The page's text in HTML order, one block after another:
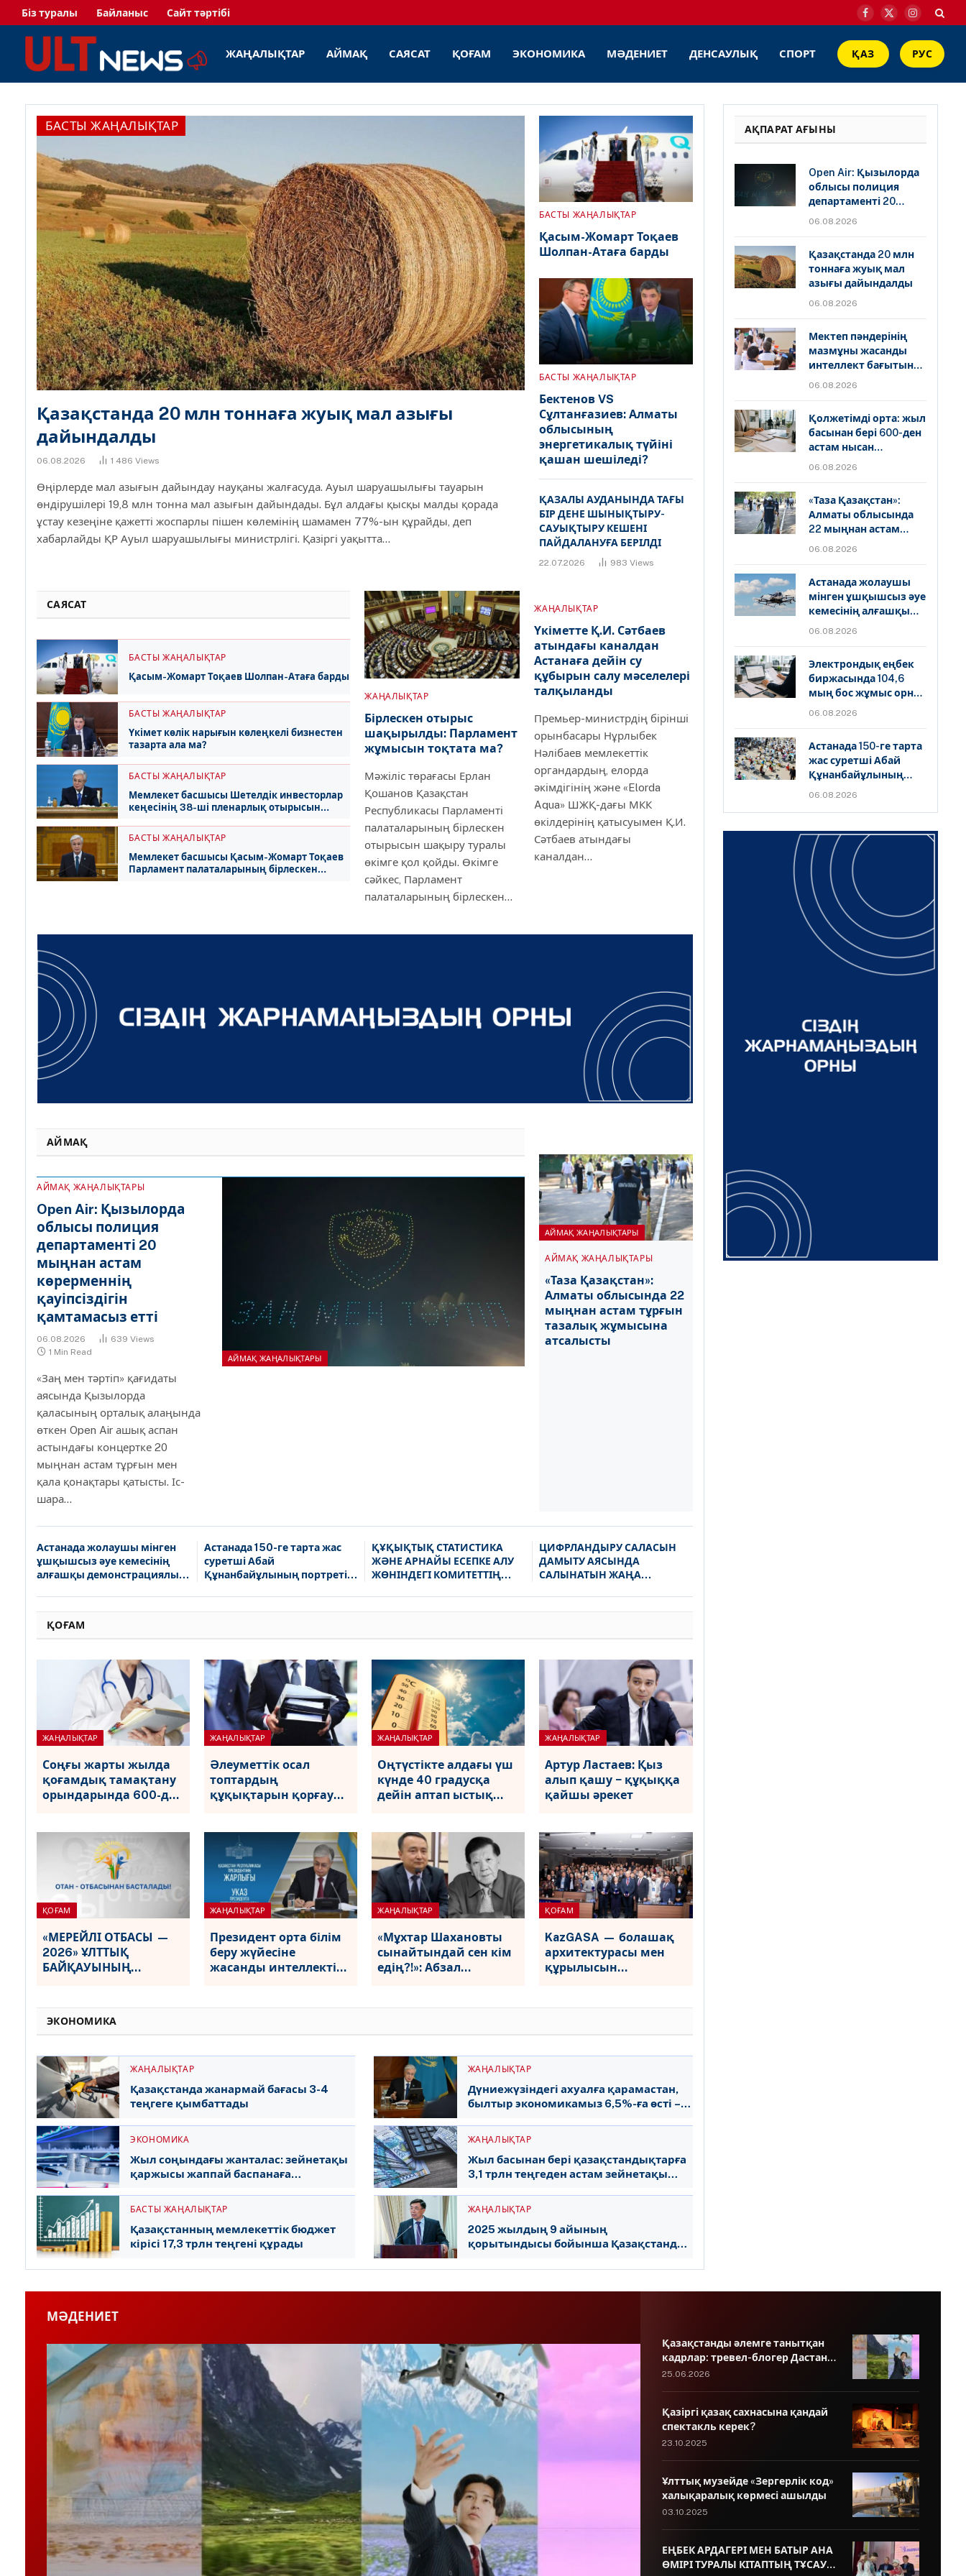
Біз туралы Байланыс Сайт тәртібі
Facebook
X
Instagram
ЖАҢАЛЫҚТАР АЙМАҚ САЯСАТ ҚОҒАМ ЭКОНОМИКА МӘДЕНИЕТ ДЕНСАУЛЫҚ СПОРТ ҚАЗ РУС
БАСТЫ ЖАҢАЛЫҚТАР
Қазақстанда 20 млн тоннаға жуық мал азығы
дайындалды
06.08.2026 1 486 Views
Өңірлерде мал азығын дайындау науқаны жалғасуда. Ауыл шаруашылығы тауарын
өндірушілері 19,8 млн тонна мал азығын дайындады. Бұл алдағы қысқы малды қорада
ұстау кезеңіне қажетті жоспарлы пішен көлемінің шамамен 77%-ын құрайды, деп
хабарлайды ҚР Ауыл шаруашылығы министрлігі. Қазіргі уақытта…
БАСТЫ ЖАҢАЛЫҚТАР
Қасым-Жомарт Тоқаев
Шолпан-Атаға барды
БАСТЫ ЖАҢАЛЫҚТАР
Бектенов VS
Сұлтанғазиев: Алматы
облысының
энергетикалық түйіні
қашан шешіледі?
ҚАЗАЛЫ АУДАНЫНДА ТАҒЫ
БІР ДЕНЕ ШЫНЫҚТЫРУ-
САУЫҚТЫРУ КЕШЕНІ
ПАЙДАЛАНУҒА БЕРІЛДІ
22.07.2026 983Views
САЯСАТ
БАСТЫ ЖАҢАЛЫҚТАР
Қасым-Жомарт Тоқаев Шолпан-Атаға барды
БАСТЫ ЖАҢАЛЫҚТАР
Үкімет көлік нарығын көлеңкелі бизнестен
тазарта ала ма?
БАСТЫ ЖАҢАЛЫҚТАР
Мемлекет басшысы Шетелдік инвесторлар
кеңесінің 38-ші пленарлық отырысын
БАСТЫ ЖАҢАЛЫҚТАР
Мемлекет басшысы Қасым-Жомарт Тоқаев
Парламент палаталарының бірлескен
ЖАҢАЛЫҚТАР
Бірлескен отырыс
шақырылды: Парламент
жұмысын тоқтата ма?
Мәжіліс төрағасы Ерлан
Қошанов Қазақстан
Республикасы Парламенті
палаталарының бірлескен
отырысын шақыру туралы
өкімге қол қойды. Өкімге
сәйкес, Парламент
палаталарының бірлескен…
ЖАҢАЛЫҚТАР
Үкіметте Қ.И. Сәтбаев
атындағы каналдан
Астанаға дейін су
құбырын салу мәселелері
талқыланды
Премьер-министрдің бірінші
орынбасары Нұрлыбек
Нәлібаев мемлекеттік
органдардың, елорда
әкімдігінің және «Elorda
Aqua» ШЖҚ-дағы МКК
өкілдерінің қатысуымен Қ.И.
Сәтбаев атындағы
каналдан…
АЙМАҚ
АЙМАҚ ЖАҢАЛЫҚТАРЫ
АЙМАҚ ЖАҢАЛЫҚТАРЫ
Open Air: Қызылорда
облысы полиция
департаменті 20
мыңнан астам
көрерменнің
қауіпсіздігін
қамтамасыз етті
06.08.2026 639 Views
1 Min Read
«Заң мен тәртіп» қағидаты
аясында Қызылорда
қаласының орталық алаңында
өткен Open Air ашық аспан
астындағы концертке 20
мыңнан астам тұрғын мен
қала қонақтары қатысты. Іс-
шара…
АЙМАҚ ЖАҢАЛЫҚТАРЫ
АЙМАҚ ЖАҢАЛЫҚТАРЫ
«Таза Қазақстан»:
Алматы облысында 22
мыңнан астам тұрғын
тазалық жұмысына
атсалысты
Астанада жолаушы мінген
ұшқышсыз әуе кемесінің
алғашқы демонстрациялық
Астанада 150-ге тарта жас
суретші Абай
Құнанбайұлының портретін
ҚҰҚЫҚТЫҚ СТАТИСТИКА
ЖӘНЕ АРНАЙЫ ЕСЕПКЕ АЛУ
ЖӨНІНДЕГІ КОМИТЕТТІҢ
ЦИФРЛАНДЫРУ САЛАСЫН
ДАМЫТУ АЯСЫНДА
САЛЫНАТЫН ЖАҢА
ҚОҒАМ
ЖАҢАЛЫҚТАР
Соңғы жарты жылда
қоғамдық тамақтану
орындарында 600-ден
ЖАҢАЛЫҚТАР
Әлеуметтік осал
топтардың
құқықтарын қорғау
тексеру жүргізілді
ЖАҢАЛЫҚТАР
Оңтүстікте алдағы үш
күнде 40 градусқа
дейін аптап ыстық
ЖАҢАЛЫҚТАР
Артур Ластаев: Қыз
алып қашу − құқыққа
қайшы әрекет
ҚОҒАМ
«МЕРЕЙЛІ ОТБАСЫ —
2026» ҰЛТТЫҚ
БАЙҚАУЫНЫҢ
ҚАБЫЛДАУ БАСТАЛДЫ
ЖАҢАЛЫҚТАР
Президент орта білім
беру жүйесіне
жасанды интеллектіні
ЖАҢАЛЫҚТАР
«Мұхтар Шахановты
сынайтындай сен кім
едің?!»: Абзал
ҚОҒАМ
KazGASA — болашақ
архитектурасы мен
құрылысын
ЭКОНОМИКА
ЖАҢАЛЫҚТАР
Қазақстанда жанармай бағасы 3-4
теңгеге қымбаттады
ЖАҢАЛЫҚТАР
Дүниежүзіндегі ахуалға қарамастан,
былтыр экономикамыз 6,5%-ға өсті –
ЭКОНОМИКА
Жыл соңындағы жанталас: зейнетақы
қаржысы жаппай баспанаға
ЖАҢАЛЫҚТАР
Жыл басынан бері қазақстандықтарға
3,1 трлн теңгеден астам зейнетақы
БАСТЫ ЖАҢАЛЫҚТАР
Қазақстанның мемлекеттік бюджет
кірісі 17,3 трлн теңгені құрады
ЖАҢАЛЫҚТАР
2025 жылдың 9 айының
қорытындысы бойынша Қазақстанда
Ұлттық экономика министрлігі
АҚПАРАТ АҒЫНЫ
Open Air: Қызылорда
облысы полиция
департаменті 20
қамтамасыз етті
06.08.2026
Қазақстанда 20 млн
тоннаға жуық мал
азығы дайындалды
06.08.2026
Мектеп пәндерінің
мазмұны жасанды
интеллект бағытында
06.08.2026
Қолжетімді орта: жыл
басынан бері 600-ден
астам нысан
06.08.2026
«Таза Қазақстан»:
Алматы облысында
22 мыңнан астам
06.08.2026
Астанада жолаушы
мінген ұшқышсыз әуе
кемесінің алғашқы
06.08.2026
Электрондық еңбек
биржасында 104,6
мың бос жұмыс орны
06.08.2026
Астанада 150-ге тарта
жас суретші Абай
Құнанбайұлының
06.08.2026
МӘДЕНИЕТ
Қазақстанды әлемге танытқан
кадрлар: тревел-блогер Дастан
Мұхамедрахыммен сұхбат
25.06.2026
Қазіргі қазақ сахнасына қандай
спектакль керек?
23.10.2025
Ұлттық музейде «Зергерлік код»
халықаралық көрмесі ашылды
03.10.2025
ЕҢБЕК АРДАГЕРІ МЕН БАТЫР АНА
ӨМІРІ ТУРАЛЫ КІТАПТЫҢ ТҰСАУЫ